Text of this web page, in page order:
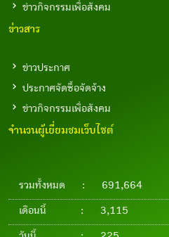
ข่าวกิจกรรมเพื่อสังคม
ข่าวสาร
ข่าวประกาศ
ประกาศจัดซื้อจัดจ้าง
ข่าวกิจกรรมเพื่อสังคม
จำนวนผู้เยี่ยมชมเว็บไซต์
รวมทั้งหมด : 691,664
เดือนนี้ : 3,115